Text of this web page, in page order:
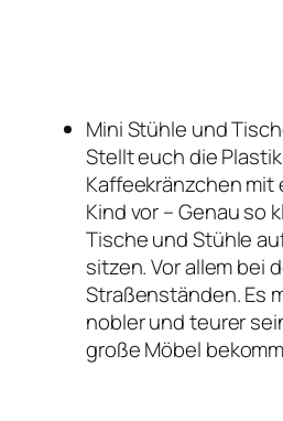
Mini Stühle und
Stellt euch die
Kaffeekränzchen
Kind vor – Genau so
Tische und Stühle
sitzen. Vor allem bei
Straßenständen. Es
nobler und teurer
große Möbel